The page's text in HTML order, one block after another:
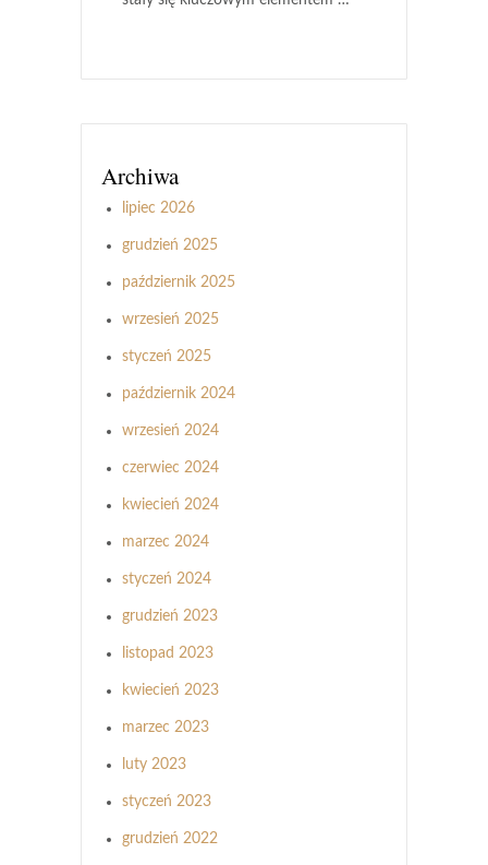
Archiwa
lipiec 2026
grudzień 2025
październik 2025
wrzesień 2025
styczeń 2025
październik 2024
wrzesień 2024
czerwiec 2024
kwiecień 2024
marzec 2024
styczeń 2024
grudzień 2023
listopad 2023
kwiecień 2023
marzec 2023
luty 2023
styczeń 2023
grudzień 2022